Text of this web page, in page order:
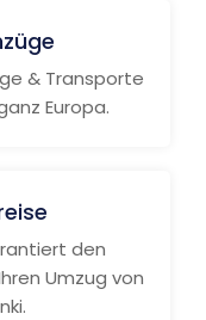
& Transporte
Europa.
den
Umzug von